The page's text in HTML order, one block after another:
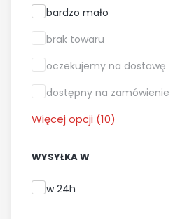
bardzo mało
brak towaru
oczekujemy na dostawę
dostępny na zamówienie
Więcej opcji (10)
WYSYŁKA W
Wysyłka w
w 24h